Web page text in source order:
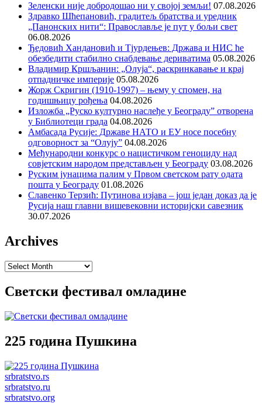
Зеленски није добродошао ни у својој земљи! 07.08.2026
Здравко Шћепановић, градитељ братства и уредник
„Панонских нити“: Православље је пут у бољи свет
06.08.2026
Ђедовић Хандановић и Тјурдењев: Држава и НИС ће
обезбедити стабилно снабдевање дериватима 05.08.2026
Владимир Кршљанин: „Олуја“, раскринкавање и крај
отпадничке империје 05.08.2026
Жорж Скригин (1910-1997) – њему у спомен, на
годишњицу рођења 04.08.2026
Изложба „Руско културно наслеђе у Београду” отворена
у Библиотеци града 04.08.2026
Амбасада Русије: Државе НАТО и ЕУ носе посебну
одговорност за “Олују” 04.08.2026
Међународни конкурс о нацистичком геноциду над
совјетским народом представљен у Београду 03.08.2026
Руским јунацима палим у Првом светском рату одата
пошта у Београду 01.08.2026
Славенко Терзић: Путинова изјава – још један доказ да је
Русија наш главни вишевековни историјски савезник
30.07.2026
Archives
Archives
Светски фестивал омладине
225 година Пушкина
srbratstvo.rs
srbratstvo.ru
srbratstvo.org